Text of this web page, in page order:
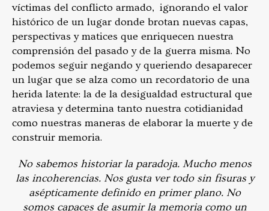
víctimas del conflicto armado, ignorando el valor
histórico de un lugar donde brotan nuevas capas,
perspectivas y matices que enriquecen nuestra
comprensión del pasado y de la guerra misma. No
podemos seguir negando y queriendo desaparecer
un lugar que se alza como un recordatorio de una
herida latente: la de la desigualdad estructural que
atraviesa y determina tanto nuestra cotidianidad
como nuestras maneras de elaborar la muerte y de
construir memoria.
No sabemos historiar la paradoja. Mucho menos
las incoherencias. Nos gusta ver todo sin fisuras y
asépticamente definido en primer plano. No
somos capaces de asumir la memoria como un